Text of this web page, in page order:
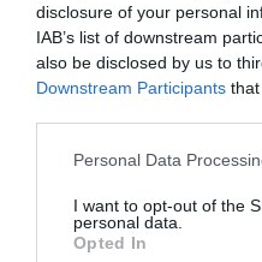
disclosure of your personal
IAB’s list of downstream
also be disclosed by us to
Downstream Participants
Personal Data
I want to opt-out of the
personal data.
Opted In